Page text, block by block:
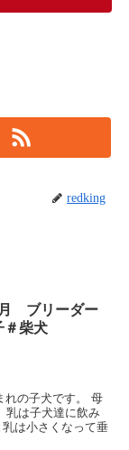
redking
ブリーダー
柴犬
れの子犬です。 母
乳は子犬達に飲み
は小さくなって垂